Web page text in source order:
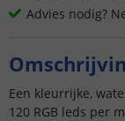
Advies nodig?
Een kleurrijke,
120 RGB leds per